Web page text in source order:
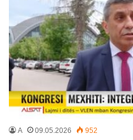
A 09.05.2026 952